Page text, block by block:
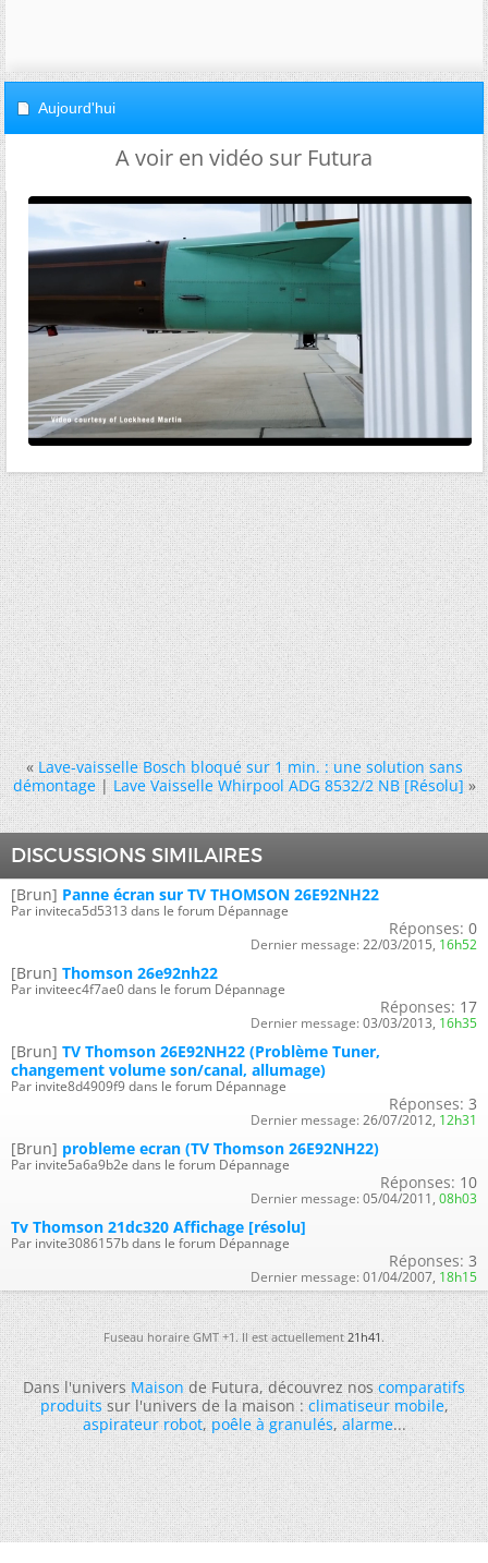
Aujourd'hui
A voir en vidéo sur Futura
« Lave-vaisselle Bosch bloqué sur 1 min. : une solution sans
démontage|Lave Vaisselle Whirpool ADG 8532/2 NB [Résolu] »
DISCUSSIONS SIMILAIRES
[Brun] Panne écran sur TV THOMSON 26E92NH22
Par inviteca5d5313 dans le forum Dépannage
Réponses: 0
Dernier message: 22/03/2015, 16h52
[Brun] Thomson 26e92nh22
Par inviteec4f7ae0 dans le forum Dépannage
Réponses: 17
Dernier message: 03/03/2013, 16h35
[Brun] TV Thomson 26E92NH22 (Problème Tuner,
changement volume son/canal, allumage)
Par invite8d4909f9 dans le forum Dépannage
Réponses: 3
Dernier message: 26/07/2012, 12h31
[Brun] probleme ecran (TV Thomson 26E92NH22)
Par invite5a6a9b2e dans le forum Dépannage
Réponses: 10
Dernier message: 05/04/2011, 08h03
Tv Thomson 21dc320 Affichage [résolu]
Par invite3086157b dans le forum Dépannage
Réponses: 3
Dernier message: 01/04/2007, 18h15
Fuseau horaire GMT +1. Il est actuellement21h41.
Dans l'universMaisonde Futura, découvrez noscomparatifs
produitssur l'univers de la maison :climatiseur mobile,
aspirateur robot,poêle à granulés,alarme...